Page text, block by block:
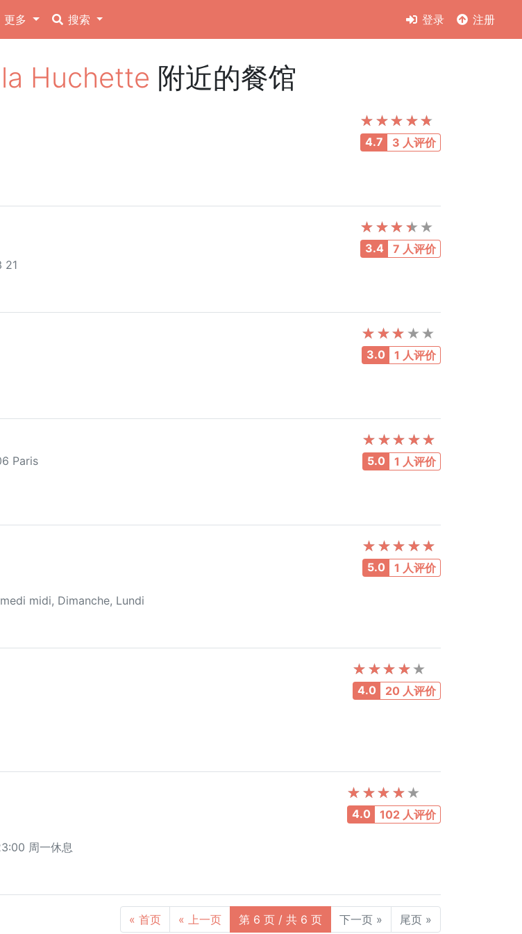
更多 搜索 登录 注册
Huchette 附近的餐馆
4.7 3 人评价
3.4 7 人评价
21
3.0 1 人评价
5.0 1 人评价
Paris
5.0 1 人评价
midi, Dimanche, Lundi
4.0 20 人评价
4.0 102 人评价
周一休息
« 首页 « 上一页 第 6 页 / 共 6 页 下一页 » 尾页 »